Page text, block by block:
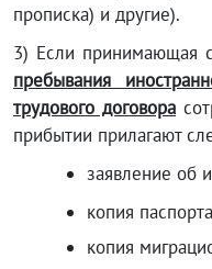
прописка) и другие).
3) Если принимающая
пребывания
трудового договора
прибытии прилагают
заявление об
копия
копия